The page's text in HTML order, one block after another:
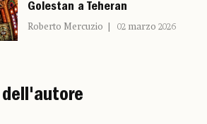
Golestan a Teheran
Roberto Mercuzio 02 marzo 2026